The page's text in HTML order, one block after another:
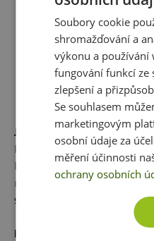
NÁŠ TIP
doplněk
energii.
JAKÁ ALE S SEBOU KETO
Keto dieta totiž rozhodně
k ní přistupovat uvážlivě,
nastolovat pod dohledem
se ujistit, že je pro vás tato
KDO BY SI NA TUTO
Soubory cookie
shromažďování a
výkonu a používání
fungování funkcí ze
zlepšení a
Se souhlasem
marketingovým
osobní údaje za
měření účinnosti
ochrany osobních